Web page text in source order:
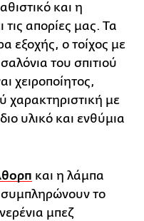
και η
τις απορίες μας. Τα
εξοχής, ο τοίχος με
του σπιτιού
χειροποίητος,
χαρακτηριστική με
υλικό και ενθύμια
και η λάμπα
συμπληρώνουν το
μπεζ